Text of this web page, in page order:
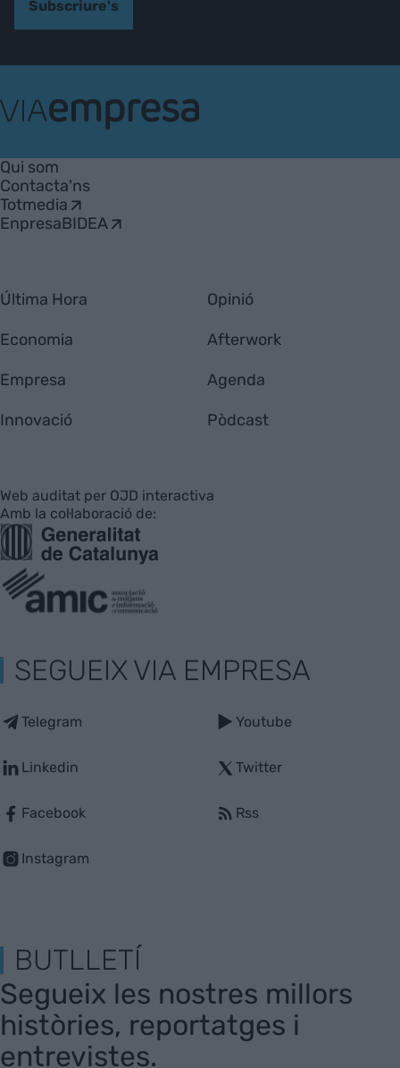
Subscriure's
Empresa
Qui som
Contacta'ns
Totmedia
EnpresaBIDEA
Última Hora
Economia
Empresa
Innovació
Opinió
Afterwork
Agenda
Pòdcast
Web auditat per OJD interactiva
Amb la col·laboració de:
SEGUEIX VIA EMPRESA
Telegram
Linkedin
Facebook
Instagram
Youtube
Twitter
Rss
BUTLLETÍ
Segueix les nostres millors
històries, reportatges i
entrevistes.